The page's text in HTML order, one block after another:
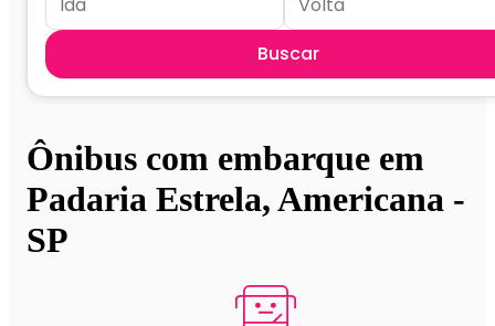
Buscar
Ônibus com embarque em
Padaria Estrela, Americana -
SP